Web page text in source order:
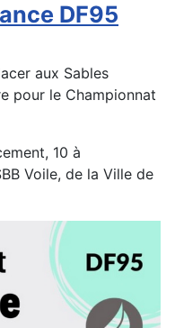
DF95
aux Sables
pour le Championnat
10 à
Voile, de la Ville de